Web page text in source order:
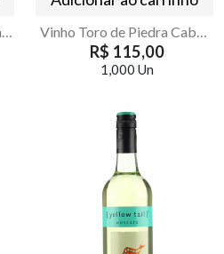
R$ 115,00
1,000 Un